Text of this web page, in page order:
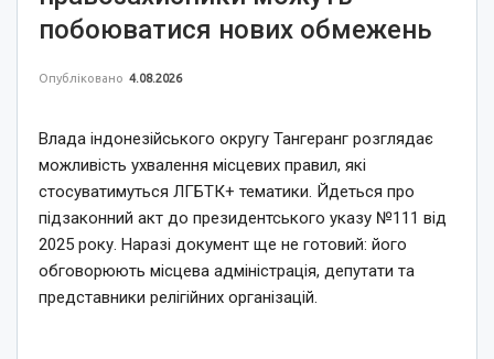
побоюватися нових обмежень
Опубліковано 4.08.2026
Влада індонезійського округу Тангеранг розглядає
можливість ухвалення місцевих правил, які
стосуватимуться ЛГБТК+ тематики. Йдеться про
підзаконний акт до президентського указу №111 від
2025 року. Наразі документ ще не готовий: його
обговорюють місцева адміністрація, депутати та
представники релігійних організацій.